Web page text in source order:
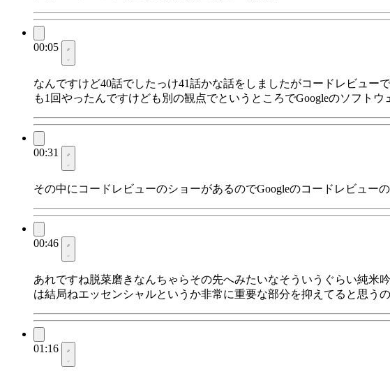
00:05
なんですけど40話でしたっけ41話かな話をしましたがコードレビュ
も1回やったんですけども別の観点でというところでGoogleのソフト
00:31
その中にコードレビューのショーがあるのでGoogleのコードレビュー
00:46
あれですね脱菜磨きなんちゃらその先へみたいなそういうぐらい純
は結局ねエッセンシャルというか非常に重要な部分を抑えてると思う
01:16